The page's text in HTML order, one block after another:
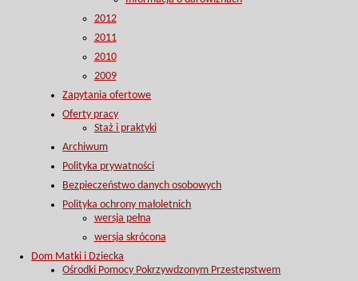
2012
2011
2010
2009
Zapytania ofertowe
Oferty pracy
Staż i praktyki
Archiwum
Polityka prywatności
Bezpieczeństwo danych osobowych
Polityka ochrony małoletnich
wersja pełna
wersja skrócona
Dom Matki i Dziecka
Ośrodki Pomocy Pokrzywdzonym Przestępstwem